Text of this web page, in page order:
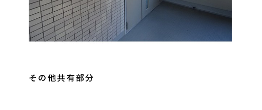
その他共有部分